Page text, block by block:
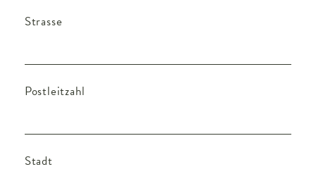
Strasse
Postleitzahl
Stadt